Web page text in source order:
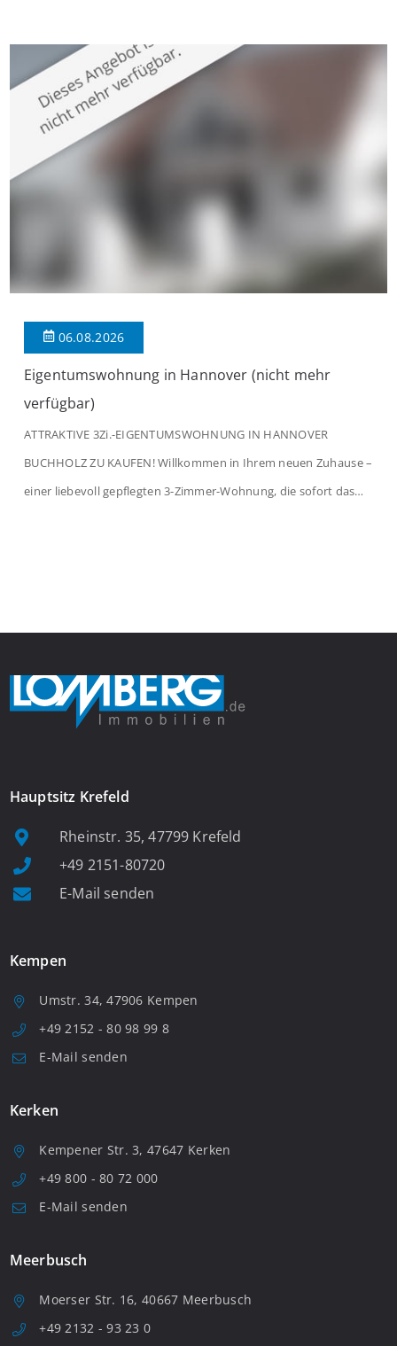
großzügige Räume und eine hochwertige Ausstattung, die
modernen Wohnkomfort mit einem stilvollen Ambiente
verbindet. Der […]
06.08.2026
Eigentumswohnung in Hannover (nicht mehr
verfügbar)
ATTRAKTIVE 3Zi.-EIGENTUMSWOHNUNG IN HANNOVER
BUCHHOLZ ZU KAUFEN! Willkommen in Ihrem neuen Zuhause –
einer liebevoll gepflegten 3-Zimmer-Wohnung, die sofort das
Hauptsitz Krefeld
Rheinstr. 35, 47799 Krefeld
+49 2151-80720
E-Mail senden
Kempen
Umstr. 34, 47906 Kempen
+49 2152 - 80 98 99 8
E-Mail senden
Kerken
Kempener Str. 3, 47647 Kerken
+49 800 - 80 72 000
E-Mail senden
Meerbusch
Moerser Str. 16, 40667 Meerbusch
+49 2132 - 93 23 0